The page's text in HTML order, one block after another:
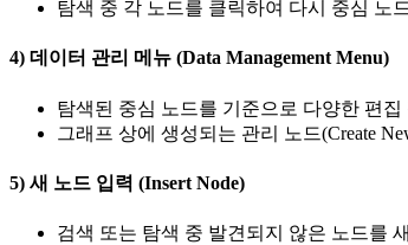
탐색 중 각 노드를 클릭하여 다시 중심 노
4) 데이터 관리 메뉴 (Data Management Menu)
탐색된 중심 노드를 기준으로 다양한 편
그래프 상에 생성되는 관리 노드(Create
5) 새 노드 입력 (Insert Node)
검색 또는 탐색 중 발견되지 않은 노드를